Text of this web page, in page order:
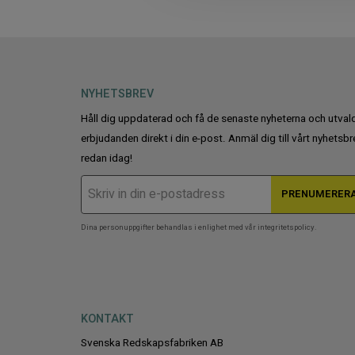
NYHETSBREV
Håll dig uppdaterad och få de senaste nyheterna och
erbjudanden direkt i din e-post. Anmäl dig till vårt
redan idag!
Dina personuppgifter behandlas i enlighet med vår integritetspolicy.
KONTAKT
Svenska Redskapsfabriken AB